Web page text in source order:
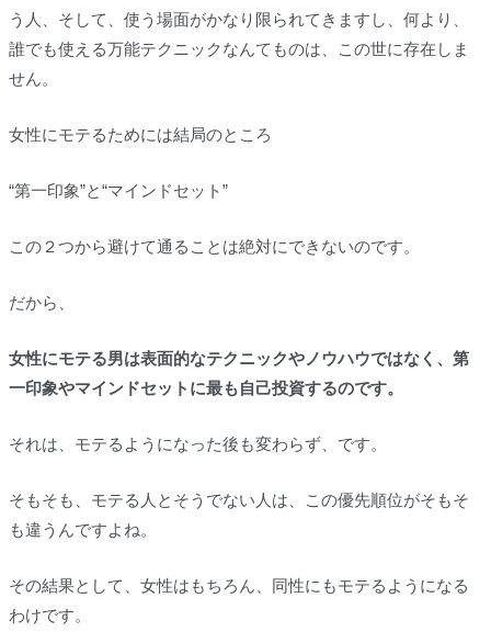
う人、そして、使う場面がかなり限られてきますし、何より、
誰でも使える万能テクニックなんてものは、この世に存在しま
せん。
女性にモテるためには結局のところ
“第一印象”と“マインドセット”
この２つから避けて通ることは絶対にできないのです。
だから、
女性にモテる男は表面的なテクニックやノウハウではなく、第
一印象やマインドセットに最も自己投資するのです。
それは、モテるようになった後も変わらず、です。
そもそも、モテる人とそうでない人は、この優先順位がそもそ
も違うんですよね。
その結果として、女性はもちろん、同性にもモテるようになる
わけです。